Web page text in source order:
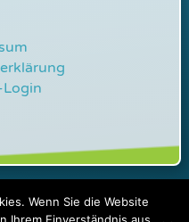
/ Design by
Wenn Sie die Website